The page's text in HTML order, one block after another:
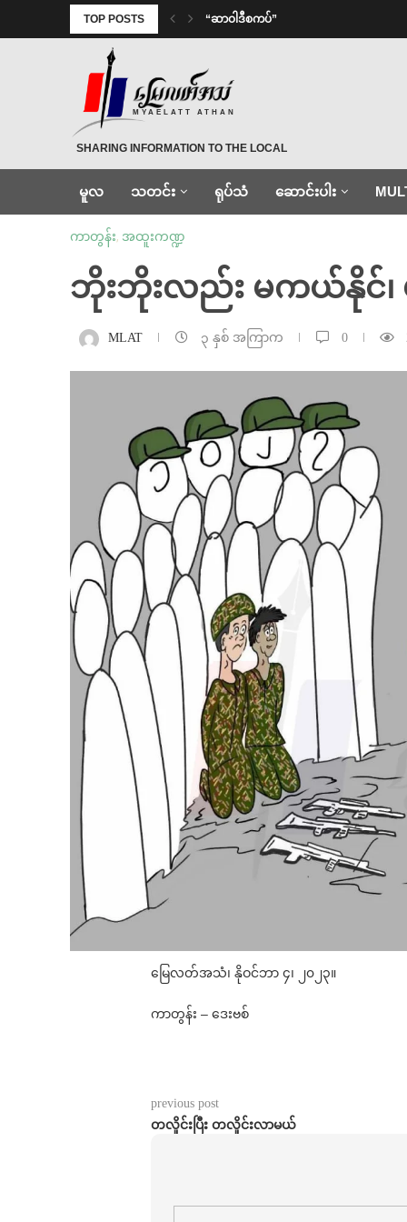
TOP POSTS “ဆာဝါဒီစကပ်”
MYAELATT ATHAN
SHARING INFORMATION TO THE LOCAL
မူလ သတင်း ရုပ်သံ ဆောင်းပါး
ကာတွန်း, အထူးကဏ္ဍ
ဘိုးဘိုးလည်း မကယ်နိုင်၊
MLAT ၃ နှစ် အကြာက 0
မြေလတ်အသံ၊ နိုဝင်ဘာ ၄၊ ၂၀၂၃။
ကာတွန်း – ဒေးဗစ်
previous post
တလှိုင်းပြီး တလှိုင်းလာမယ်